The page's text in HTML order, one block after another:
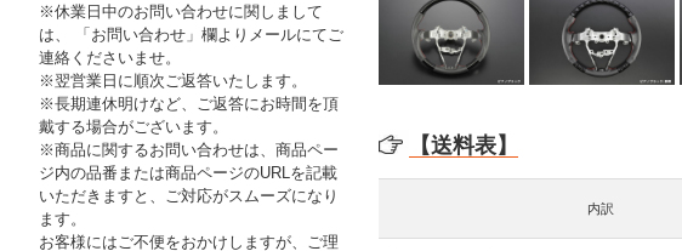
【送料表】
内訳
※休業日中のお問い合わせに関しまして
は、 「お問い合わせ」欄よりメールにてご
連絡くださいませ。
※翌営業日に順次ご返答いたします。
※長期連休明けなど、ご返答にお時間を頂
戴する場合がございます。
※商品に関するお問い合わせは、商品ペー
ジ内の品番または商品ページのURLを記載
いただきますと、ご対応がスムーズになり
ます。
お客様にはご不便をおかけしますが、ご理